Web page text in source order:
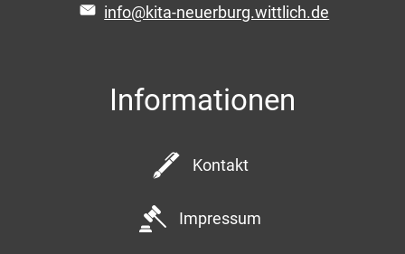
info@kita-neuerburg.wittlich.de
Informationen
Kontakt
Impressum